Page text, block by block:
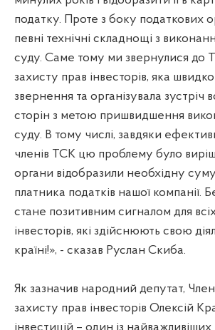
податку. Проте з боку податкових
певні технічні складнощі з
суду. Саме тому ми звернулися до
захисту прав інвесторів, яка
звернення та організувала зустріч
сторін з метою пришвидшення
суду. В тому числі, завдяки
членів ТСК цю проблему було
органи відобразили необхідну
платника податків нашої компанії.
стане позитивним сигналом для
інвесторів, які здійснюють свою
країні!», - сказав Руслан Скиба.
Як зазначив народний депутат,
захисту прав інвесторів Олексій